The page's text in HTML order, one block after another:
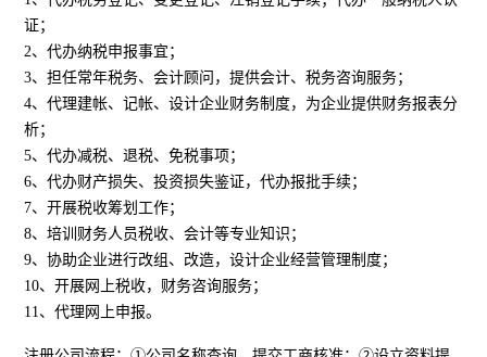
证；
2、代办纳税申报事宜；
3、担任常年税务、会计顾问，提供会计、税务咨询服务；
4、代理建帐、记帐、设计企业财务制度，为企业提供财务报表分
析；
5、代办减税、退税、免税事项；
6、代办财产损失、投资损失鉴证，代办报批手续；
7、开展税收筹划工作；
8、培训财务人员税收、会计等专业知识；
9、协助企业进行改组、改造，设计企业经营管理制度；
10、开展网上税收，财务咨询服务；
11、代理网上申报。